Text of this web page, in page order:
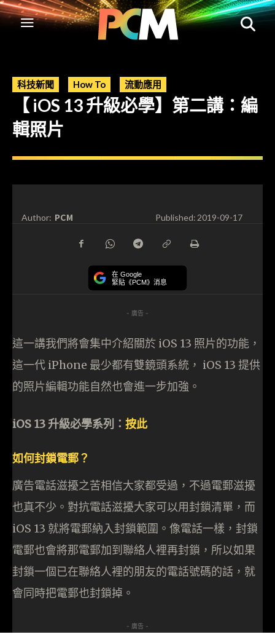
科技新聞 How To 流動應用
【 iOS 13 升級必學】第二講：編
輯照片
Author: PCM Published:2019-09-17
在 Google
緊貼《PCM》消息
- 廣告 -
這一講我們將會集中介紹關於 iOS 13 照片的功能，
這一代 iPhone 最少都有雙鏡頭系統， iOS 13 提供
的照片編輯功能自然也會進一步加強。
iOS 13 升級必學系列： 按此
如何封鎖電郵？
廣告電話滋擾之苦相信大家都受過，不過電郵滋擾
也真不少。對抗電話滋擾大家可以用封鎖清單，而
iOS 13 就將電郵納入封鎖範圍。像電話一樣，封鎖
電郵也會將那電郵加到聯絡人裡再封鎖，所以如果
封鎖一個已在聯絡人裡的朋友的電話號碼的話，就
會同時把電郵也封鎖掉。
- 廣告 -